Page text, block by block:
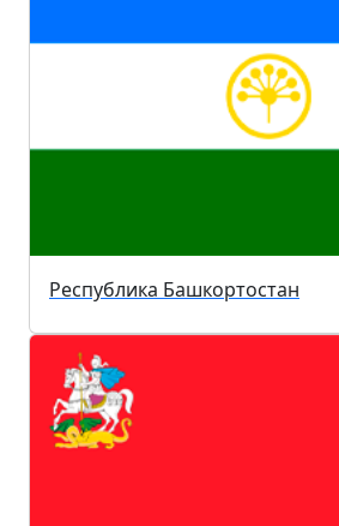
Республика Башкортостан